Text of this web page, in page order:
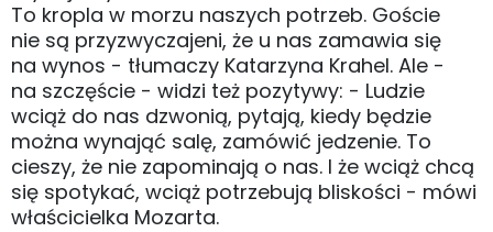
To kropla w morzu naszych potrzeb. Goście
nie są przyzwyczajeni, że u nas zamawia się
na wynos - tłumaczy Katarzyna Krahel. Ale -
na szczęście - widzi też pozytywy: - Ludzie
wciąż do nas dzwonią, pytają, kiedy będzie
można wynająć salę, zamówić jedzenie. To
cieszy, że nie zapominają o nas. I że wciąż chcą
się spotykać, wciąż potrzebują bliskości - mówi
właścicielka Mozarta.